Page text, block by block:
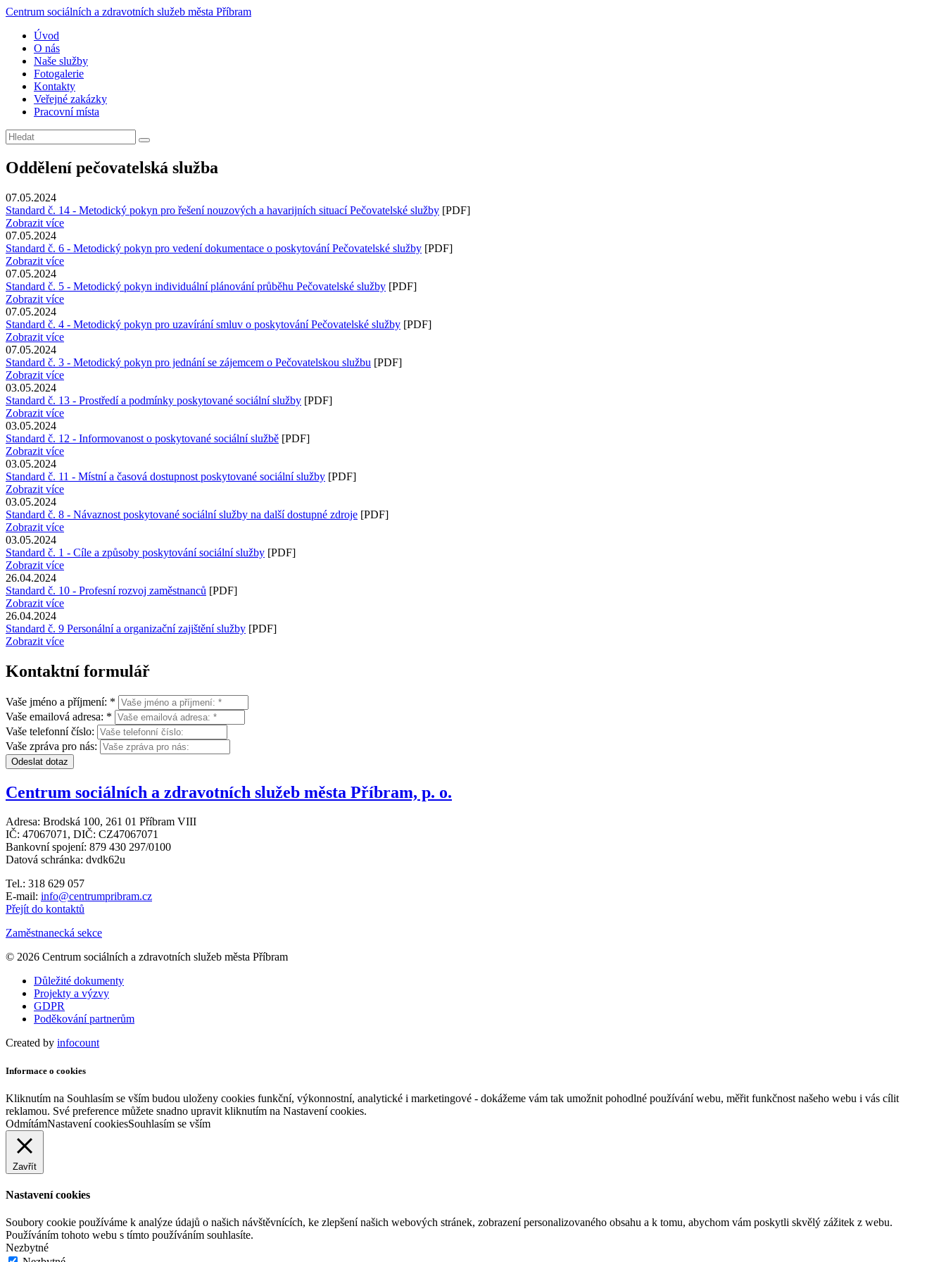
Centrum sociálních a zdravotních služeb města Příbram
Úvod
O nás
Naše služby
Fotogalerie
Kontakty
Veřejné zakázky
Pracovní místa
Oddělení pečovatelská služba
07.05.2024
Standard č. 14 - Metodický pokyn pro řešení nouzových a havarijních situací Pečovatelské služby [PDF]
Zobrazit více
07.05.2024
Standard č. 6 - Metodický pokyn pro vedení dokumentace o poskytování Pečovatelské služby [PDF]
Zobrazit více
07.05.2024
Standard č. 5 - Metodický pokyn individuální plánování průběhu Pečovatelské služby [PDF]
Zobrazit více
07.05.2024
Standard č. 4 - Metodický pokyn pro uzavírání smluv o poskytování Pečovatelské služby [PDF]
Zobrazit více
07.05.2024
Standard č. 3 - Metodický pokyn pro jednání se zájemcem o Pečovatelskou službu [PDF]
Zobrazit více
03.05.2024
Standard č. 13 - Prostředí a podmínky poskytované sociální služby [PDF]
Zobrazit více
03.05.2024
Standard č. 12 - Informovanost o poskytované sociální službě [PDF]
Zobrazit více
03.05.2024
Standard č. 11 - Místní a časová dostupnost poskytované sociální služby [PDF]
Zobrazit více
03.05.2024
Standard č. 8 - Návaznost poskytované sociální služby na další dostupné zdroje [PDF]
Zobrazit více
03.05.2024
Standard č. 1 - Cíle a způsoby poskytování sociální služby [PDF]
Zobrazit více
26.04.2024
Standard č. 10 - Profesní rozvoj zaměstnanců [PDF]
Zobrazit více
26.04.2024
Standard č. 9 Personální a organizační zajištění služby [PDF]
Zobrazit více
Kontaktní formulář
Vaše jméno a příjmení: *
Vaše emailová adresa: *
Vaše telefonní číslo:
Vaše zpráva pro nás:
Odeslat dotaz
Centrum sociálních a zdravotních služeb města Příbram, p. o.
Adresa: Brodská 100, 261 01 Příbram VIII
IČ: 47067071, DIČ: CZ47067071
Bankovní spojení: 879 430 297/0100
Datová schránka: dvdk62u
Tel.: 318 629 057
E-mail: info@centrumpribram.cz
Přejít do kontaktů
Zaměstnanecká sekce
© 2026 Centrum sociálních a zdravotních služeb města Příbram
Důležité dokumenty
Projekty a výzvy
GDPR
Poděkování partnerům
Created by infocount
Informace o cookies
Kliknutím na Souhlasím se vším budou uloženy cookies funkční, výkonnostní, analytické i marketingové - dokážeme vám tak umožnit pohodlné používání webu, měřit funkčnost našeho webu i vás cílit
reklamou. Své preference můžete snadno upravit kliknutím na Nastavení cookies.
OdmítámNastavení cookiesSouhlasím se vším
Zavřít
Nastavení cookies
Soubory cookie používáme k analýze údajů o našich návštěvnících, ke zlepšení našich webových stránek, zobrazení personalizovaného obsahu a k tomu, abychom vám poskytli skvělý zážitek z webu.
Používáním tohoto webu s tímto používáním souhlasíte.
Nezbytné